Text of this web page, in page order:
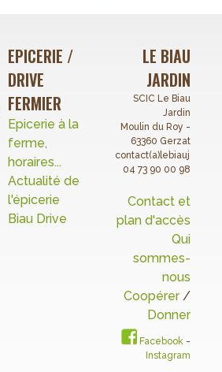
EPICERIE /
DRIVE
FERMIER
Epicerie à la
ferme,
horaires...
Actualité de
l'épicerie
Biau Drive
LE BIAU
JARDIN
SCIC Le Biau
Jardin
Moulin du Roy -
63360 Gerzat
04 73 90 00 98
Contact et
plan d'accès
Qui
sommes-
nous
Coopérer/
Donner
Facebook-
Instagram